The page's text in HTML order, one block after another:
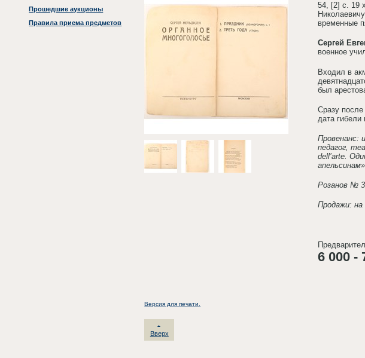
Прошедшие аукционы
Правила приема предметов
54, [2] с. 19
временные
Сергей
военное
Входил в
был
Сразу
дата гибели
Провенанс:
педагог,
dell’arte.
Розанов №
Продажи: на
6 000 -
Версия для печати.
Вверх